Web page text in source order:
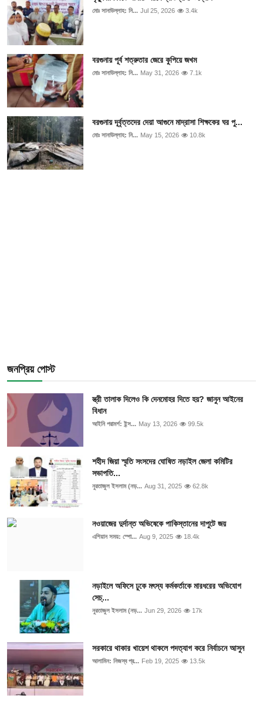
মোঃ সানাউল্লাহ: নি... Jul 25, 2026 3.4k
বরগুনায় পূর্ব শত্রুতার জেরে কুপিয়ে জখম
মোঃ সানাউল্লাহ: নি... May 31, 2026 7.1k
বরগুনায় দূর্বৃত্তদের দেয়া আগুনে মাদ্রাসা শিক্ষকের ঘর পু...
মোঃ সানাউল্লাহ: নি... May 15, 2026 10.8k
জনপ্রিয় পোস্ট
স্ত্রী তালাক দিলেও কি দেনমোহর দিতে হয়? জানুন আইনের
বিধান
আইনি পরামর্শ: ইন্স... May 13, 2026 99.5k
শহীদ জিয়া স্মৃতি সংসদের ঘোষিত নড়াইল জেলা কমিটির
সভাপতি...
নুরতাজুল ইসলাম (নড়... Aug 31, 2025 62.8k
নওয়াজের দুর্দান্ত অভিষেকে পাকিস্তানের দাপুটে জয়
এশিয়ান সময়: স্পো... Aug 9, 2025 18.4k
নড়াইলে অফিসে ঢুকে মৎস্য কর্মকর্তাকে মারধরের অভিযোগ
সেচ্...
নুরতাজুল ইসলাম (নড়... Jun 29, 2026 17k
সরকারে থাকার খায়েশ থাকলে পদত্যাগ করে নির্বাচনে আসুন
আলামিন: নিজস্ব প্র... Feb 19, 2025 13.5k